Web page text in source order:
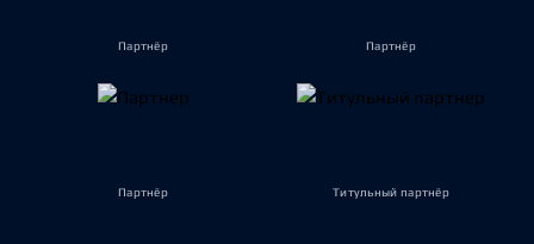
Партнёр Партнёр
Партнёр Титульный партнёр